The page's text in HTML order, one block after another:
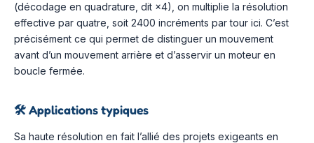
(décodage en quadrature, dit ×4), on multiplie la résolution
effective par quatre, soit 2400 incréments par tour ici. C’est
précisément ce qui permet de distinguer un mouvement
avant d’un mouvement arrière et d’asservir un moteur en
boucle fermée.
🛠️Applications typiques
Sa haute résolution en fait l’allié des projets exigeants en